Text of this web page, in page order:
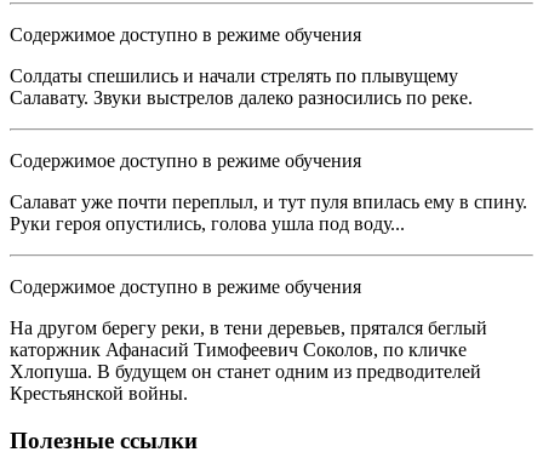
Содержимое доступно в режиме обучения
Солдаты спешились и начали стрелять по плывущему
Салавату. Звуки выстрелов далеко разносились по реке.
Содержимое доступно в режиме обучения
Салават уже почти переплыл, и тут пуля впилась ему в спину.
Руки героя опустились, голова ушла под воду...
Содержимое доступно в режиме обучения
На другом берегу реки, в тени деревьев, прятался беглый
каторжник Афанасий Тимофеевич Соколов, по кличке
Хлопуша. В будущем он станет одним из предводителей
Крестьянской войны.
Полезные ссылки